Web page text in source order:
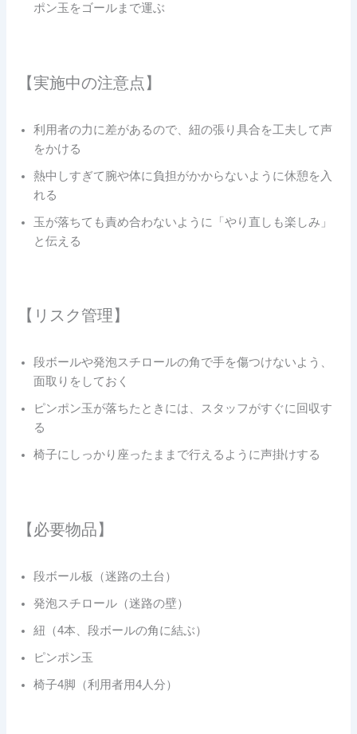
ポン玉をゴールまで運ぶ
【実施中の注意点】
利用者の力に差があるので、紐の張り具合を工夫して声
をかける
熱中しすぎて腕や体に負担がかからないように休憩を入
れる
玉が落ちても責め合わないように「やり直しも楽しみ」
と伝える
【リスク管理】
段ボールや発泡スチロールの角で手を傷つけないよう、
面取りをしておく
ピンポン玉が落ちたときには、スタッフがすぐに回収す
る
椅子にしっかり座ったままで行えるように声掛けする
【必要物品】
段ボール板（迷路の土台）
発泡スチロール（迷路の壁）
紐（4本、段ボールの角に結ぶ）
ピンポン玉
椅子4脚（利用者用4人分）